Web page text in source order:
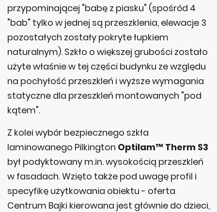
przypominającej "babę z piasku" (spośród 4
"bab" tylko w jednej są przeszklenia, elewacje 3
pozostałych zostały pokryte łupkiem
naturalnym). Szkło o większej grubości zostało
użyte właśnie w tej części budynku ze względu
na pochyłość przeszkleń i wyższe wymagania
statyczne dla przeszkleń montowanych "pod
kątem".
Z kolei wybór bezpiecznego szkła
laminowanego Pilkington Optilam™ Therm S3
był podyktowany m.in. wysokością przeszkleń
w fasadach. Wzięto także pod uwagę profil i
specyfikę użytkowania obiektu - oferta
Centrum Bajki kierowana jest głównie do dzieci,